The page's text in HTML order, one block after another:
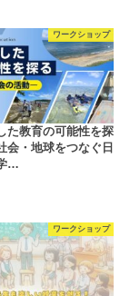
ワークショップ
た教育の可能性を探
会・地球をつなぐ日
…
ワークショップ